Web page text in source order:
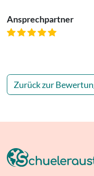
Ansprechpartner
Zurück zur